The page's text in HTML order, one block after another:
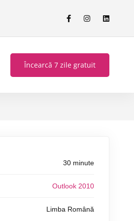
Încearcă 7 zile gratuit
30 minute
Outlook 2010
Limba Română